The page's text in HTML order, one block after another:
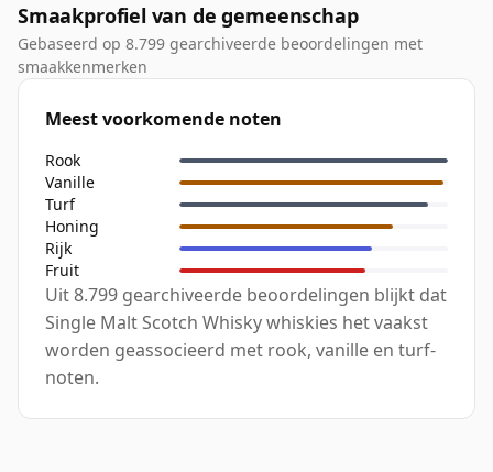
Smaakprofiel van de gemeenschap
Gebaseerd op 8.799 gearchiveerde beoordelingen met
smaakkenmerken
Meest voorkomende noten
Rook
Vanille
Turf
Honing
Rijk
Fruit
Uit 8.799 gearchiveerde beoordelingen blijkt dat
Single Malt Scotch Whisky whiskies het vaakst
worden geassocieerd met rook, vanille en turf-
noten.